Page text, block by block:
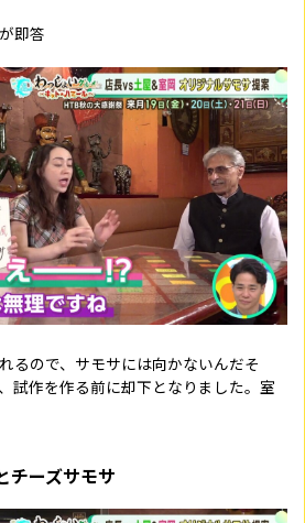
即答
るので、サモサには向かないんだそ
試作を作る前に却下となりました。室
チーズサモサ